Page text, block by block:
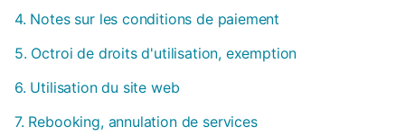
4. Notes sur les conditions de paiement
5. Octroi de droits d'utilisation, exemption
6. Utilisation du site web
7. Rebooking, annulation de services